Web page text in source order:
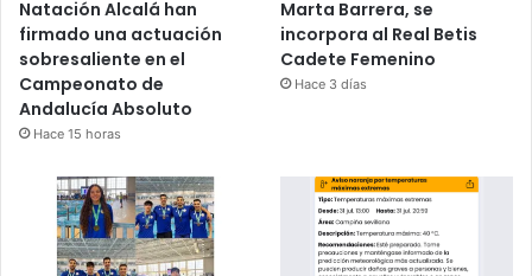
Natación Alcalá han
firmado una actuación
sobresaliente en el
Campeonato de
Andalucía Absoluto
Hace 15 horas
Marta Barrera, se
incorpora al Real Betis
Cadete Femenino
Hace 3 días